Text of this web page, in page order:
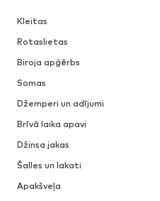
Kleitas
Rotaslietas
Biroja apģērbs
Somas
Džemperi un adījumi
Brīvā laika apavi
Džinsa jakas
Šalles un lakati
Apakšveļa